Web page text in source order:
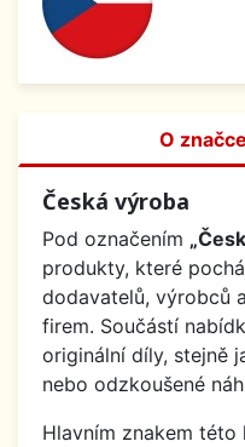
O
Česká výroba
Pod označením
produkty, které
dodavatelů, výrobců
firem. Součástí
originální díly, stejně
nebo odzkoušené
Hlavním znakem této